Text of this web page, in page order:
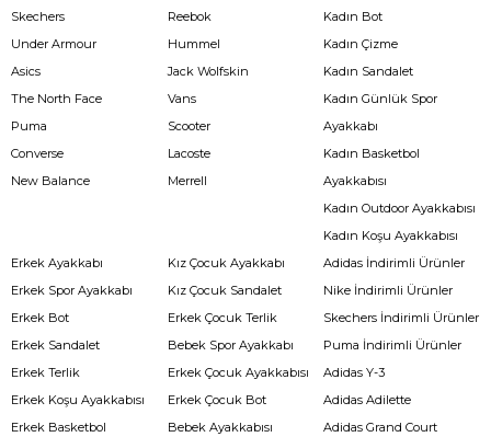
Skechers
Under Armour
Asics
The North Face
Puma
Converse
New Balance
Reebok
Hummel
Jack Wolfskin
Vans
Scooter
Lacoste
Merrell
Kadın Bot
Kadın Çizme
Kadın Sandalet
Kadın Günlük Spor
Ayakkabı
Kadın Basketbol
Ayakkabısı
Kadın Outdoor Ayakkabısı
Kadın Koşu Ayakkabısı
Erkek Ayakkabı
Erkek Spor Ayakkabı
Erkek Bot
Erkek Sandalet
Erkek Terlik
Erkek Koşu Ayakkabısı
Erkek Basketbol
Kız Çocuk Ayakkabı
Kız Çocuk Sandalet
Erkek Çocuk Terlik
Bebek Spor Ayakkabı
Erkek Çocuk Ayakkabısı
Erkek Çocuk Bot
Bebek Ayakkabısı
Adidas İndirimli Ürünler
Nike İndirimli Ürünler
Skechers İndirimli Ürünler
Puma İndirimli Ürünler
Adidas Y-3
Adidas Adilette
Adidas Grand Court